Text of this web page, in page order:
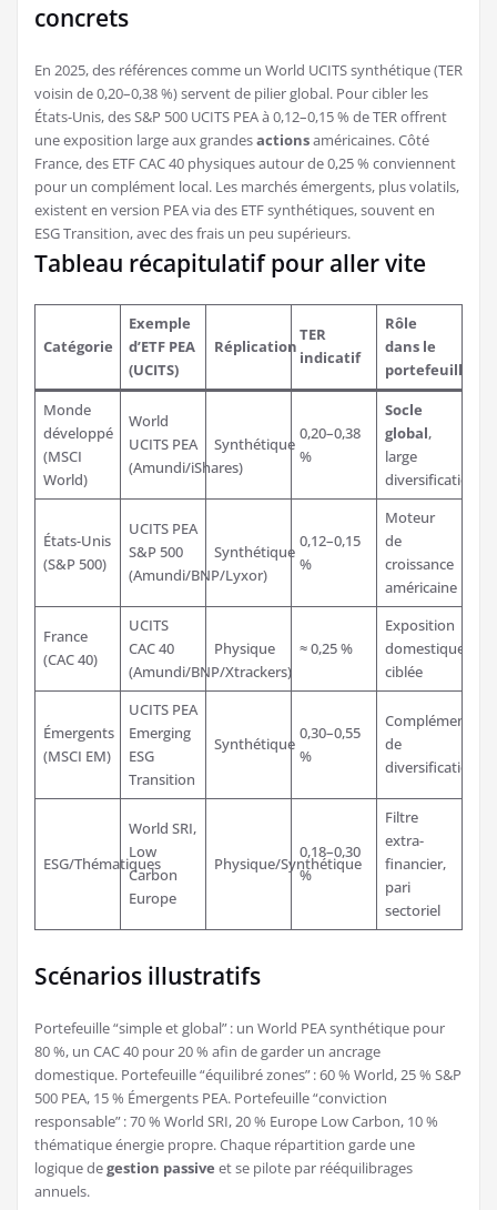
concrets
En 2025, des références comme un World UCITS synthétique (TER
voisin de 0,20–0,38 %) servent de pilier global. Pour cibler les
États-Unis, des S&P 500 UCITS PEA à 0,12–0,15 % de TER offrent
une exposition large aux grandesactionsaméricaines. Côté
France, des ETF CAC 40 physiques autour de 0,25 % conviennent
pour un complément local. Les marchés émergents, plus volatils,
existent en version PEA via des ETF synthétiques, souvent en
ESG Transition, avec des frais un peu supérieurs.
Tableau récapitulatif pour aller vite
Catégorie
Exemple
d’ETF PEA
(UCITS)
Réplication
TER
indicatif
Rôle
dans le
portefeuille
Monde
développé
(MSCI
World)
World
UCITS PEA
(Amundi/iShares)
Synthétique
0,20–0,38
%
Socle
global,
large
diversification
États-Unis
(S&P 500)
UCITS PEA
S&P 500
(Amundi/BNP/Lyxor)
Synthétique
0,12–0,15
%
Moteur
de
croissance
américaine
France
(CAC 40)
UCITS
CAC 40
(Amundi/BNP/Xtrackers)
Physique ≈ 0,25 %
Exposition
domestique
ciblée
Émergents
(MSCI EM)
UCITS PEA
Emerging
ESG
Transition
Synthétique
0,30–0,55
%
Complément
de
diversification
ESG/Thématiques
World SRI,
Low
Carbon
Europe
Physique/Synthétique
0,18–0,30
%
Filtre
extra-
financier,
pari
sectoriel
Scénarios illustratifs
Portefeuille “simple et global” : un World PEA synthétique pour
80 %, un CAC 40 pour 20 % afin de garder un ancrage
domestique. Portefeuille “équilibré zones” : 60 % World, 25 % S&P
500 PEA, 15 % Émergents PEA. Portefeuille “conviction
responsable” : 70 % World SRI, 20 % Europe Low Carbon, 10 %
thématique énergie propre. Chaque répartition garde une
logique degestion passive et se pilote par rééquilibrages
annuels.